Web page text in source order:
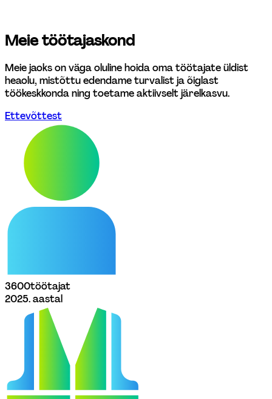
Meie töötajaskond
Meie jaoks on väga oluline hoida oma töötajate üldist
heaolu, mistõttu edendame turvalist ja õiglast
töökeskkonda ning toetame aktiivselt järelkasvu.
Ettevõttest
3600töötajat
2025. aastal